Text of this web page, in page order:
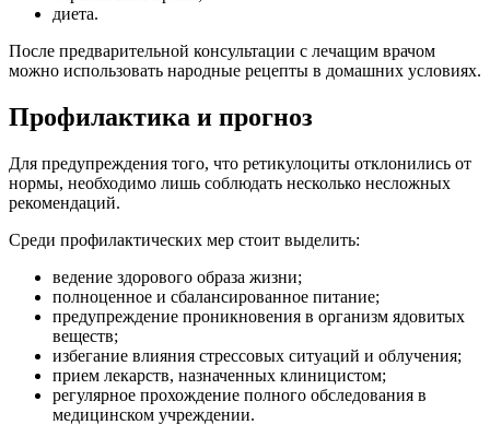
диета.
После предварительной консультации с лечащим врачом
можно использовать народные рецепты в домашних условиях.
Профилактика и прогноз
Для предупреждения того, что ретикулоциты отклонились от
нормы, необходимо лишь соблюдать несколько несложных
рекомендаций.
Среди профилактических мер стоит выделить:
ведение здорового образа жизни;
полноценное и сбалансированное питание;
предупреждение проникновения в организм ядовитых
веществ;
избегание влияния стрессовых ситуаций и облучения;
прием лекарств, назначенных клиницистом;
регулярное прохождение полного обследования в
медицинском учреждении.